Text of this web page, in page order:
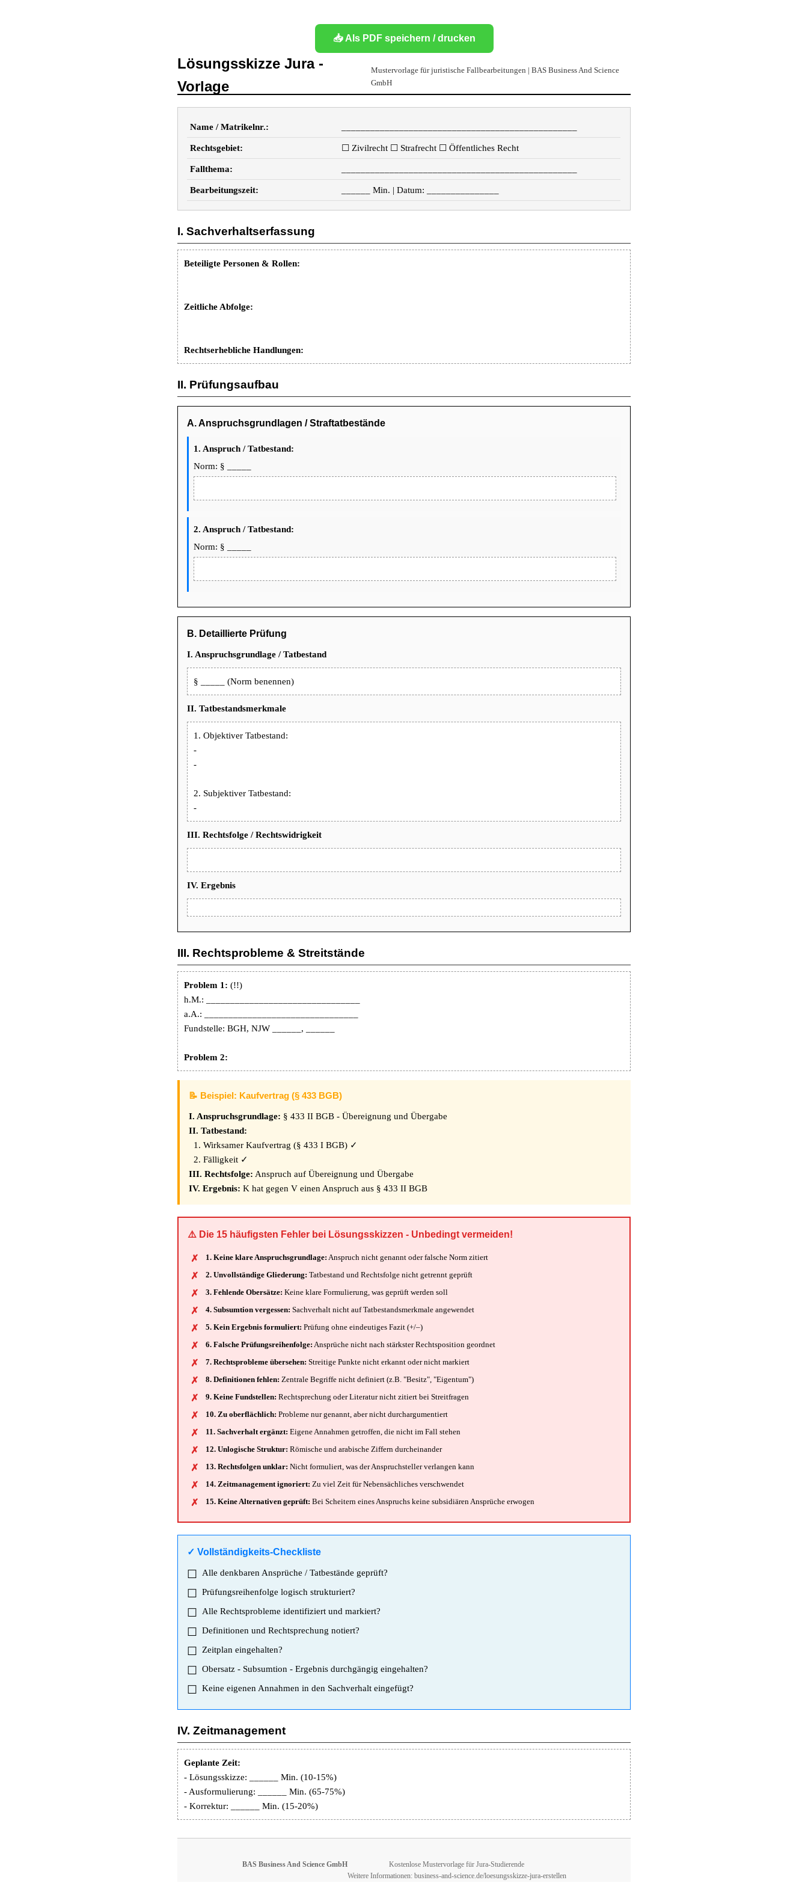
📥 Als PDF speichern / drucken
Lösungsskizze Jura -
Vorlage
Mustervorlage für juristische Fallbearbeitungen | BAS Business And Science
GmbH
Name / Matrikelnr.:
Rechtsgebiet: ☐ Zivilrecht ☐ Strafrecht ☐ Öffentliches Recht
Fallthema:
Bearbeitungszeit: ______ Min. | Datum: _______________
I. Sachverhaltserfassung
Beteiligte Personen & Rollen:
Zeitliche Abfolge:
Rechtserhebliche Handlungen:
II. Prüfungsaufbau
A. Anspruchsgrundlagen / Straftatbestände
1. Anspruch / Tatbestand:
Norm: § _____
2. Anspruch / Tatbestand:
Norm: § _____
B. Detaillierte Prüfung
I. Anspruchsgrundlage / Tatbestand
§ _____ (Norm benennen)
II. Tatbestandsmerkmale
1. Objektiver Tatbestand:
-
-
2. Subjektiver Tatbestand:
-
III. Rechtsfolge / Rechtswidrigkeit
IV. Ergebnis
III. Rechtsprobleme & Streitstände
Problem 1: (!!)
h.M.: ________________________________
a.A.: ________________________________
Fundstelle: BGH, NJW ______, ______
Problem 2:
📝 Beispiel: Kaufvertrag (§ 433 BGB)
I. Anspruchsgrundlage: § 433 II BGB - Übereignung und Übergabe
II. Tatbestand:
1. Wirksamer Kaufvertrag (§ 433 I BGB) ✓
2. Fälligkeit ✓
III. Rechtsfolge: Anspruch auf Übereignung und Übergabe
IV. Ergebnis: K hat gegen V einen Anspruch aus § 433 II BGB
⚠️ Die 15 häufigsten Fehler bei Lösungsskizzen - Unbedingt vermeiden!
1. Keine klare Anspruchsgrundlage: Anspruch nicht genannt oder falsche Norm zitiert
2. Unvollständige Gliederung: Tatbestand und Rechtsfolge nicht getrennt geprüft
3. Fehlende Obersätze: Keine klare Formulierung, was geprüft werden soll
4. Subsumtion vergessen: Sachverhalt nicht auf Tatbestandsmerkmale angewendet
5. Kein Ergebnis formuliert: Prüfung ohne eindeutiges Fazit (+/–)
6. Falsche Prüfungsreihenfolge: Ansprüche nicht nach stärkster Rechtsposition geordnet
7. Rechtsprobleme übersehen: Streitige Punkte nicht erkannt oder nicht markiert
8. Definitionen fehlen: Zentrale Begriffe nicht definiert (z.B. "Besitz", "Eigentum")
9. Keine Fundstellen: Rechtsprechung oder Literatur nicht zitiert bei Streitfragen
10. Zu oberflächlich: Probleme nur genannt, aber nicht durchargumentiert
11. Sachverhalt ergänzt: Eigene Annahmen getroffen, die nicht im Fall stehen
12. Unlogische Struktur: Römische und arabische Ziffern durcheinander
13. Rechtsfolgen unklar: Nicht formuliert, was der Anspruchsteller verlangen kann
14. Zeitmanagement ignoriert: Zu viel Zeit für Nebensächliches verschwendet
15. Keine Alternativen geprüft: Bei Scheitern eines Anspruchs keine subsidiären Ansprüche erwogen
✓ Vollständigkeits-Checkliste
Alle denkbaren Ansprüche / Tatbestände geprüft?
Prüfungsreihenfolge logisch strukturiert?
Alle Rechtsprobleme identifiziert und markiert?
Definitionen und Rechtsprechung notiert?
Zeitplan eingehalten?
Obersatz - Subsumtion - Ergebnis durchgängig eingehalten?
Keine eigenen Annahmen in den Sachverhalt eingefügt?
IV. Zeitmanagement
Geplante Zeit:
- Lösungsskizze: ______ Min. (10-15%)
- Ausformulierung: ______ Min. (65-75%)
- Korrektur: ______ Min. (15-20%)
BAS Business And Science GmbH
Kostenlose Mustervorlage für Jura-Studierende
Weitere Informationen: business-and-science.de/loesungsskizze-jura-erstellen